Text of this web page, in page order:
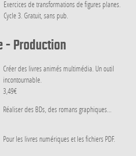
Exercices de transformations de figures planes.
Cycle 3. Gratuit, sans pub.
- Production
Créer des livres animés multimédia. Un outil
incontournable.
3,49€
Réaliser des BDs, des romans graphiques...
Pour les livres numériques et les fichiers PDF.